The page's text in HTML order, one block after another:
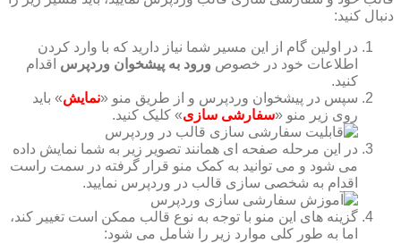
دنبال کنید:
در اولین گام از این مسیر شما نیاز دارید که با وارد کردن
اطلاعات خود در خصوص ورود به پیشخوان وردپرس اقدام
کنید.
سپس در پیشخوان وردپرس و از طریق منو «نمایش» باید
روی زیر منو «سفارشی سازی» کلیک کنید.
در این مرحله صفحه ای همانند تصویر زیر به شما نمایش داده
می شود و می توانید به کمک منو قرار گرفته در سمت راست
اقدام به شخصی سازی قالب در وردپرس نمایید.
گزینه های این منو با توجه به نوع قالب ممکن است تغییر کند،
اما به طور کلی موارد زیر را شامل می شود: